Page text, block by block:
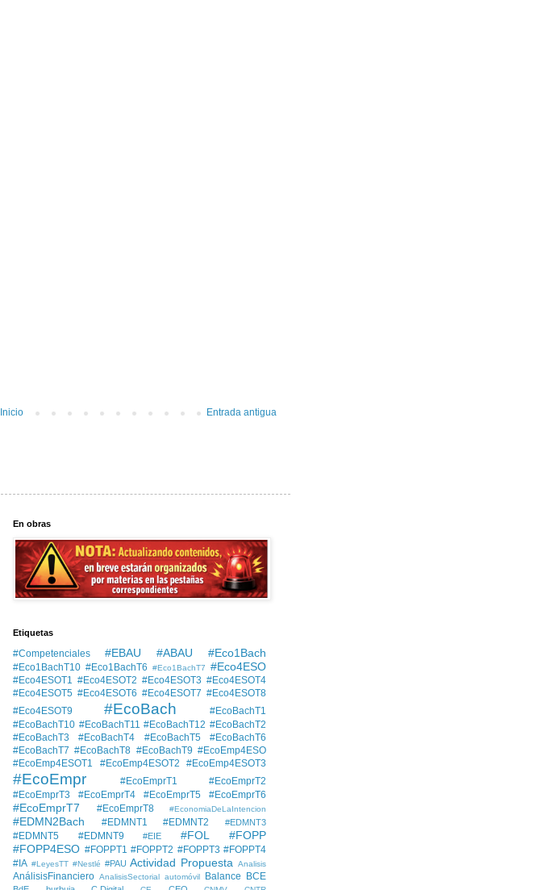
Entrada antigua
Inicio
En obras
Etiquetas
#Competenciales #EBAU #ABAU #Eco1Bach
#Eco1BachT10 #Eco1BachT6 #Eco1BachT7 #Eco4ESO
#Eco4ESOT1 #Eco4ESOT2 #Eco4ESOT3 #Eco4ESOT4
#Eco4ESOT5 #Eco4ESOT6 #Eco4ESOT7 #Eco4ESOT8
#Eco4ESOT9
#EcoBach
#EcoBachT1
#EcoBachT10 #EcoBachT11 #EcoBachT12 #EcoBachT2
#EcoBachT3
#EcoBachT4 #EcoBachT5
#EcoBachT6
#EcoBachT7 #EcoBachT8 #EcoBachT9 #EcoEmp4ESO
#EcoEmp4ESOT1
#EcoEmp4ESOT2 #EcoEmp4ESOT3
#EcoEmpr #EcoEmprT1
#EcoEmprT2
#EcoEmprT3
#EcoEmprT4 #EcoEmprT5 #EcoEmprT6
#EcoEmprT7 #EcoEmprT8 #EconomiaDeLaIntencion
#EDMN2Bach #EDMNT1 #EDMNT2 #EDMNT3
#EDMNT5 #EDMNT9 #EIE #FOL
#FOPP
#FOPP4ESO #FOPPT1 #FOPPT2 #FOPPT3 #FOPPT4
#IA #LeyesTT #Nestlé #PAU Actividad Propuesta Analisis
AnálisisFinanciero AnalisisSectorial automóvil Balance BCE